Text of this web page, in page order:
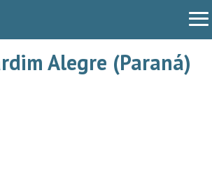
Alegre (Paraná)